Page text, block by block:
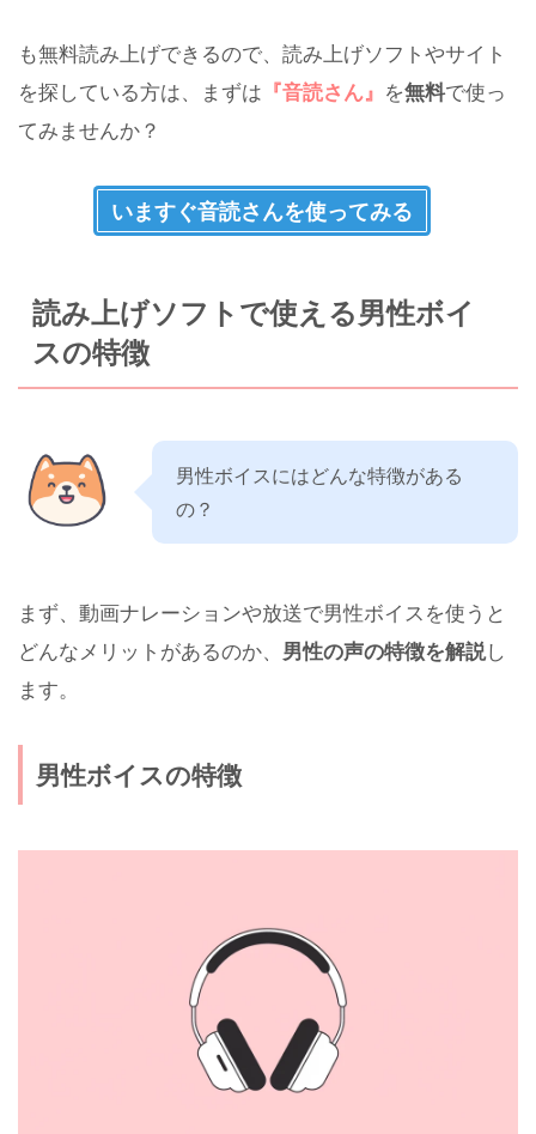
も無料読み上げできるので、読み上げソフトやサイト
を探している方は、まずは 『音読さん』 を無料で使っ
てみませんか？
いますぐ音読さんを使ってみる
読み上げソフトで使える男性ボイ
スの特徴
男性ボイスにはどんな特徴がある
の？
まず、動画ナレーションや放送で男性ボイスを使うと
どんなメリットがあるのか、 男性の声の特徴を解説し
ます。
男性ボイスの特徴